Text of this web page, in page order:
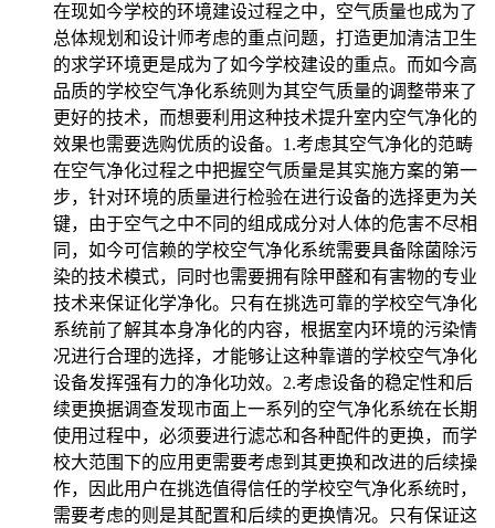
在现如今学校的环境建设过程之中，空气质量也成为了
总体规划和设计师考虑的重点问题，打造更加清洁卫生
的求学环境更是成为了如今学校建设的重点。而如今高
品质的学校空气净化系统则为其空气质量的调整带来了
更好的技术，而想要利用这种技术提升室内空气净化的
效果也需要选购优质的设备。1.考虑其空气净化的范畴
在空气净化过程之中把握空气质量是其实施方案的第一
步，针对环境的质量进行检验在进行设备的选择更为关
键，由于空气之中不同的组成成分对人体的危害不尽相
同，如今可信赖的学校空气净化系统需要具备除菌除污
染的技术模式，同时也需要拥有除甲醛和有害物的专业
技术来保证化学净化。只有在挑选可靠的学校空气净化
系统前了解其本身净化的内容，根据室内环境的污染情
况进行合理的选择，才能够让这种靠谱的学校空气净化
设备发挥强有力的净化功效。2.考虑设备的稳定性和后
续更换据调查发现市面上一系列的空气净化系统在长期
使用过程中，必须要进行滤芯和各种配件的更换，而学
校大范围下的应用更需要考虑到其更换和改进的后续操
作，因此用户在挑选值得信任的学校空气净化系统时，
需要考虑的则是其配置和后续的更换情况。只有保证这